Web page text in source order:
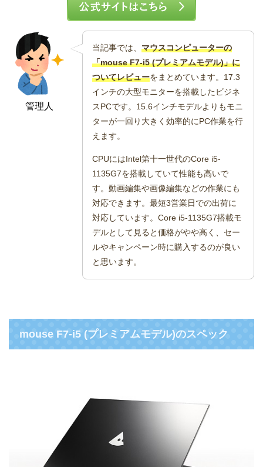
管理人
当記事では、マウスコンピューターの
「mouse F7-i5 (プレミアムモデル)」に
ついてレビューをまとめています。17.3
インチの大型モニターを搭載したビジネ
スPCです。15.6インチモデルよりもモニ
ターが一回り大きく効率的にPC作業を行
えます。
CPUにはIntel第十一世代のCore i5-
1135G7を搭載していて性能も高いで
す。動画編集や画像編集などの作業にも
対応できます。最短3営業日での出荷に
対応しています。Core i5-1135G7搭載モ
デルとして見ると価格がやや高く、セー
ルやキャンペーン時に購入するのが良い
と思います。
mouse F7-i5 (プレミアムモデル)のスペック